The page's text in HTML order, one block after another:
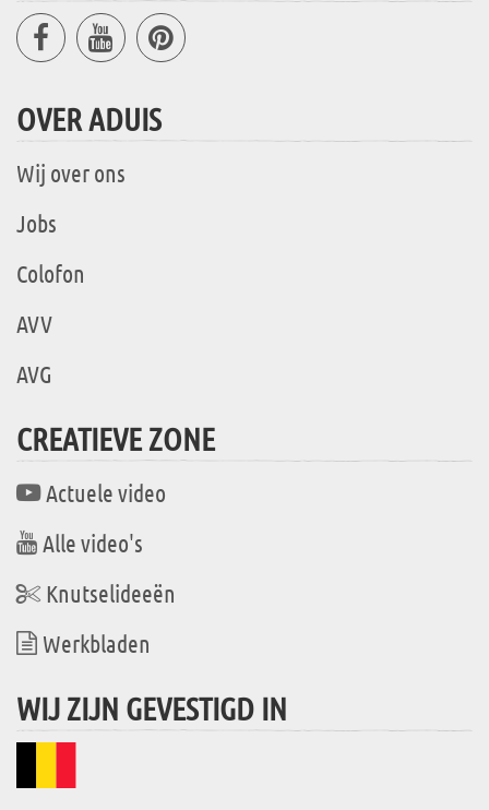
OVER ADUIS
Wij over ons
Jobs
Colofon
AVV
AVG
CREATIEVE ZONE
Actuele video
Alle video's
Knutselideeën
Werkbladen
WIJ ZIJN GEVESTIGD IN